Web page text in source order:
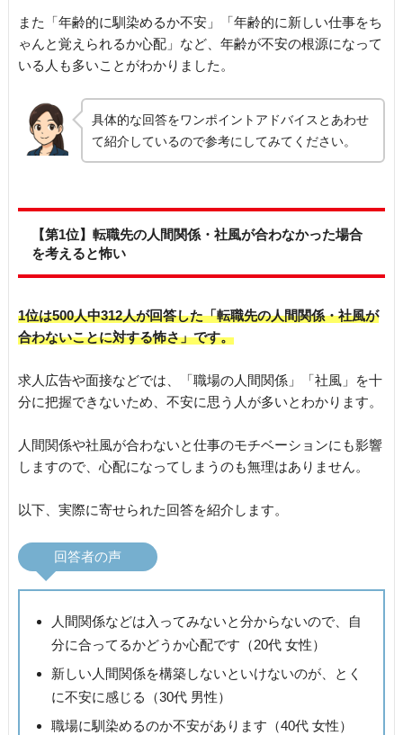
また「年齢的に馴染めるか不安」「年齢的に新しい仕事をち
ゃんと覚えられるか心配」など、年齢が不安の根源になって
いる人も多いことがわかりました。
具体的な回答をワンポイントアドバイスとあわせ
て紹介しているので参考にしてみてください。
【第1位】転職先の人間関係・社風が合わなかった場合
を考えると怖い
1位は500人中312人が回答した「転職先の人間関係・社風が
合わないことに対する怖さ」です。
求人広告や面接などでは、「職場の人間関係」「社風」を十
分に把握できないため、不安に思う人が多いとわかります。
人間関係や社風が合わないと仕事のモチベーションにも影響
しますので、心配になってしまうのも無理はありません。
以下、実際に寄せられた回答を紹介します。
回答者の声
人間関係などは入ってみないと分からないので、自
分に合ってるかどうか心配です（20代 女性）
新しい人間関係を構築しないといけないのが、とく
に不安に感じる（30代 男性）
職場に馴染めるのか不安があります（40代 女性）